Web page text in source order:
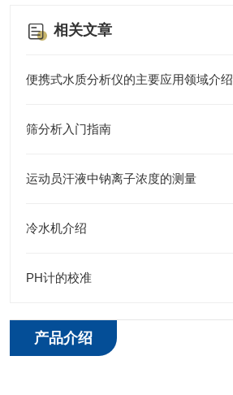
相关文章
便携式水质分析仪的主要应用领域介绍
筛分析入门指南
运动员汗液中钠离子浓度的测量
冷水机介绍
PH计的校准
产品介绍